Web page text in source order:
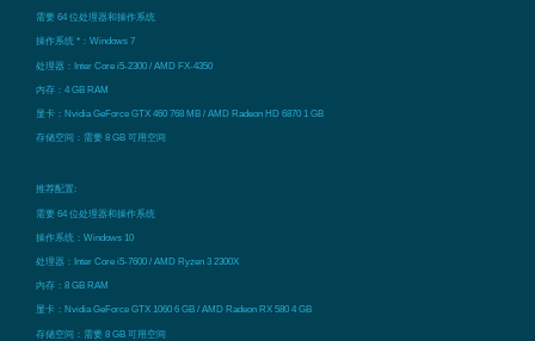
需要 64 位处理器和操作系统
操作系统 *：Windows 7
处理器：Inter Core i5-2300 / AMD FX-4350
内存：4 GB RAM
显卡：Nvidia GeForce GTX 460 768 MB / AMD Radeon HD 6870 1 GB
存储空间：需要 8 GB 可用空间
推荐配置:
需要 64 位处理器和操作系统
操作系统：Windows 10
处理器：Inter Core i5-7600 / AMD Ryzen 3 2300X
内存：8 GB RAM
显卡：Nvidia GeForce GTX 1060 6 GB / AMD Radeon RX 580 4 GB
存储空间：需要 8 GB 可用空间